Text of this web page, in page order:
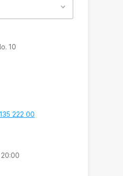
10
222 00
20:00